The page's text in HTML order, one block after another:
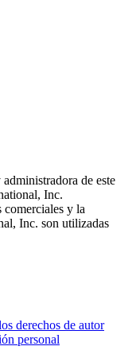
de este
Inc.
comerciales y la
Inc. son utilizadas
derechos de autor
personal